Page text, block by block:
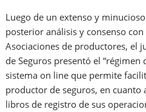
Luego de un extenso y
posterior análisis y consenso
Asociaciones de productores, el
de Seguros presentó el “régimen
sistema on line que permite
productor de seguros, en
libros de registro de sus